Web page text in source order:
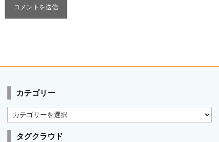
カテゴリー
テ
ゴ タグクラウド